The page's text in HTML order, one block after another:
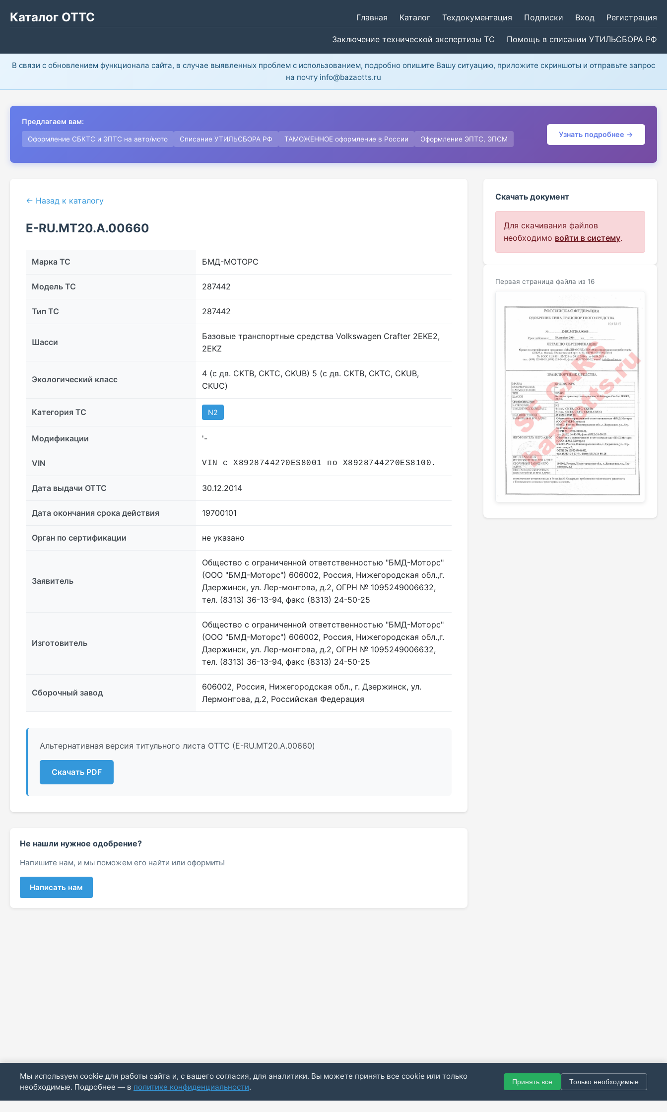
Каталог ОТТС Главная Каталог Техдокументация Подписки Вход Регистрация
Заключение технической экспертизы ТС Помощь в списании УТИЛЬСБОРА РФ
В связи с обновлением функционала сайта, в случае выявленных проблем с использованием, подробно опишите Вашу ситуацию, приложите скриншоты и отправьте запрос
на почту info@bazaotts.ru
Предлагаем вам:
Оформление СБКТС и ЭПТС на авто/мото Списание УТИЛЬСБОРА РФ ТАМОЖЕННОЕ оформление в России Оформление ЭПТС, ЭПСМ
Узнать подробнее →
← Назад к каталогу
E-RU.МТ20.A.00660
Марка ТС БМД-МОТОРС
Модель ТС 287442
Тип ТС 287442
Шасси
Базовые транспортные средства Volkswagen Crafter 2EKE2,
2EKZ
Экологический класс
4 (с дв. CKTB, CKTC, CKUB) 5 (с дв. CKTB, CKTC, CKUB,
CKUC)
Категория ТС N2
Модификации '-
VIN VIN с X89287442?0ES8001 по X89287442?0ES8100.
Дата выдачи ОТТС 30.12.2014
Дата окончания срока действия 19700101
Орган по сертификации не указано
Заявитель
Общество с ограниченной ответственностью "БМД-Моторс"
(ООО "БМД-Моторс") 606002, Россия, Нижегородская обл.,г.
Дзержинск, ул. Лер-монтова, д.2, ОГРН № 1095249006632,
тел. (8313) 36-13-94, факс (8313) 24-50-25
Изготовитель
Общество с ограниченной ответственностью "БМД-Моторс"
(ООО "БМД-Моторс") 606002, Россия, Нижегородская обл.,г.
Дзержинск, ул. Лер-монтова, д.2, ОГРН № 1095249006632,
тел. (8313) 36-13-94, факс (8313) 24-50-25
Сборочный завод
606002, Россия, Нижегородская обл., г. Дзержинск, ул.
Лермонтова, д.2, Российская Федерация
Альтернативная версия титульного листа ОТТС (E-RU.МТ20.A.00660)
Скачать PDF
Скачать документ
Для скачивания файлов
необходимо войти в систему.
Первая страница файла из 16
Не нашли нужное одобрение?
Напишите нам, и мы поможем его найти или оформить!
Написать нам
Мы используем cookie для работы сайта и, с вашего согласия, для аналитики. Вы можете принять все cookie или только
необходимые. Подробнее — в политике конфиденциальности.
Принять все Только необходимые